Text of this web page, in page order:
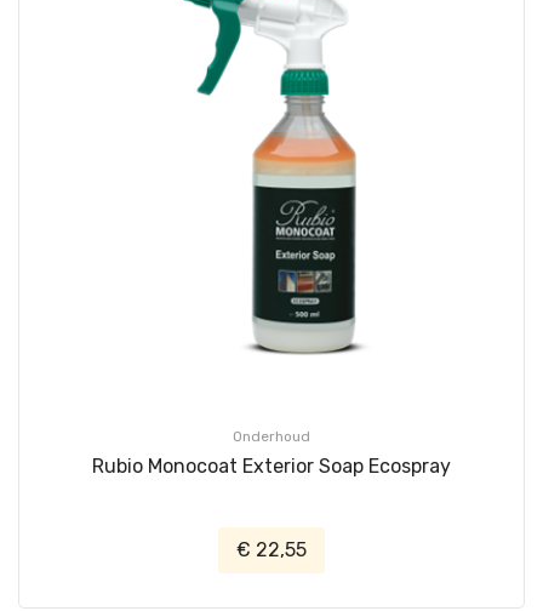
Onderhoud
Rubio Monocoat Exterior Soap Ecospray
€ 22,55